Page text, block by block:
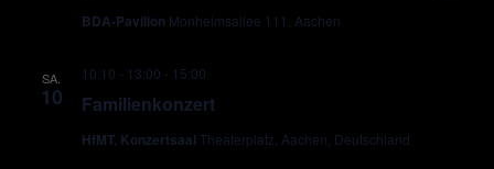
BDA-Pavillon Monheimsallee 111, Aachen
SA.
10 Familienkonzert
10.10 - 13:00 - 15:00
HfMT, Konzertsaal Theaterplatz, Aachen, Deutschland